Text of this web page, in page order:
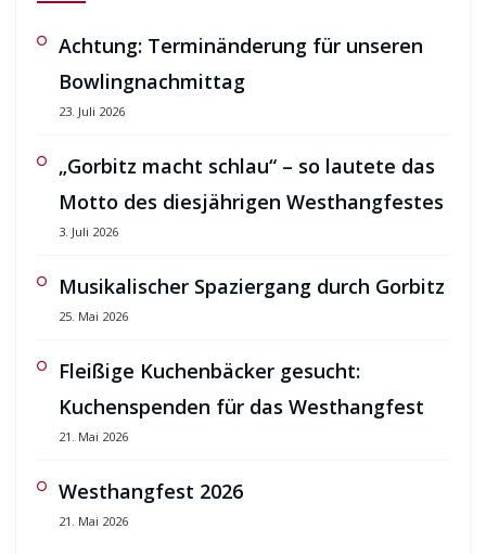
Achtung: Terminänderung für unseren
Bowlingnachmittag
23. Juli 2026
„Gorbitz macht schlau“ – so lautete das
Motto des diesjährigen Westhangfestes
3. Juli 2026
Musikalischer Spaziergang durch Gorbitz
25. Mai 2026
Fleißige Kuchenbäcker gesucht:
Kuchenspenden für das Westhangfest
21. Mai 2026
Westhangfest 2026
21. Mai 2026